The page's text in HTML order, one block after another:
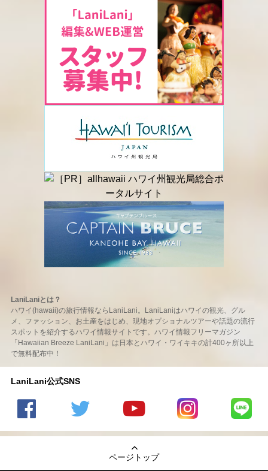
LaniLaniとは？
ハワイ(hawaii)の旅行情報ならLaniLani。LaniLaniはハワイの観光、グル
メ、ファッション、お土産をはじめ、現地オプショナルツアーや話題の流行
スポットを紹介するハワイ情報サイトです。ハワイ情報フリーマガジン
「Hawaiian Breeze LaniLani」は日本とハワイ・ワイキキの計400ヶ所以上
で無料配布中！
LaniLani公式SNS
の
のtwitter
の
Youtube
チャンネ
LaniLani
LaniLani
ページトップ